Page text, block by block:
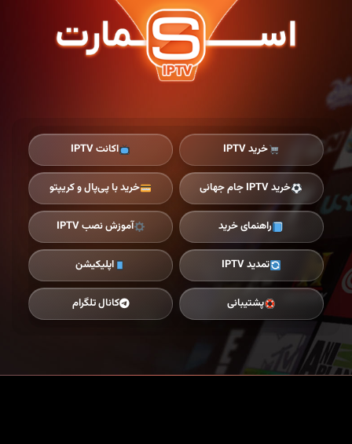
خرید IPTV اکانت IPTV
خرید IPTV جام جهانی خرید با پی‌پال و کریپتو
راهنمای خرید آموزش نصب IPTV
تمدید IPTV اپلیکیشن
پشتیبانی کانال تلگرام